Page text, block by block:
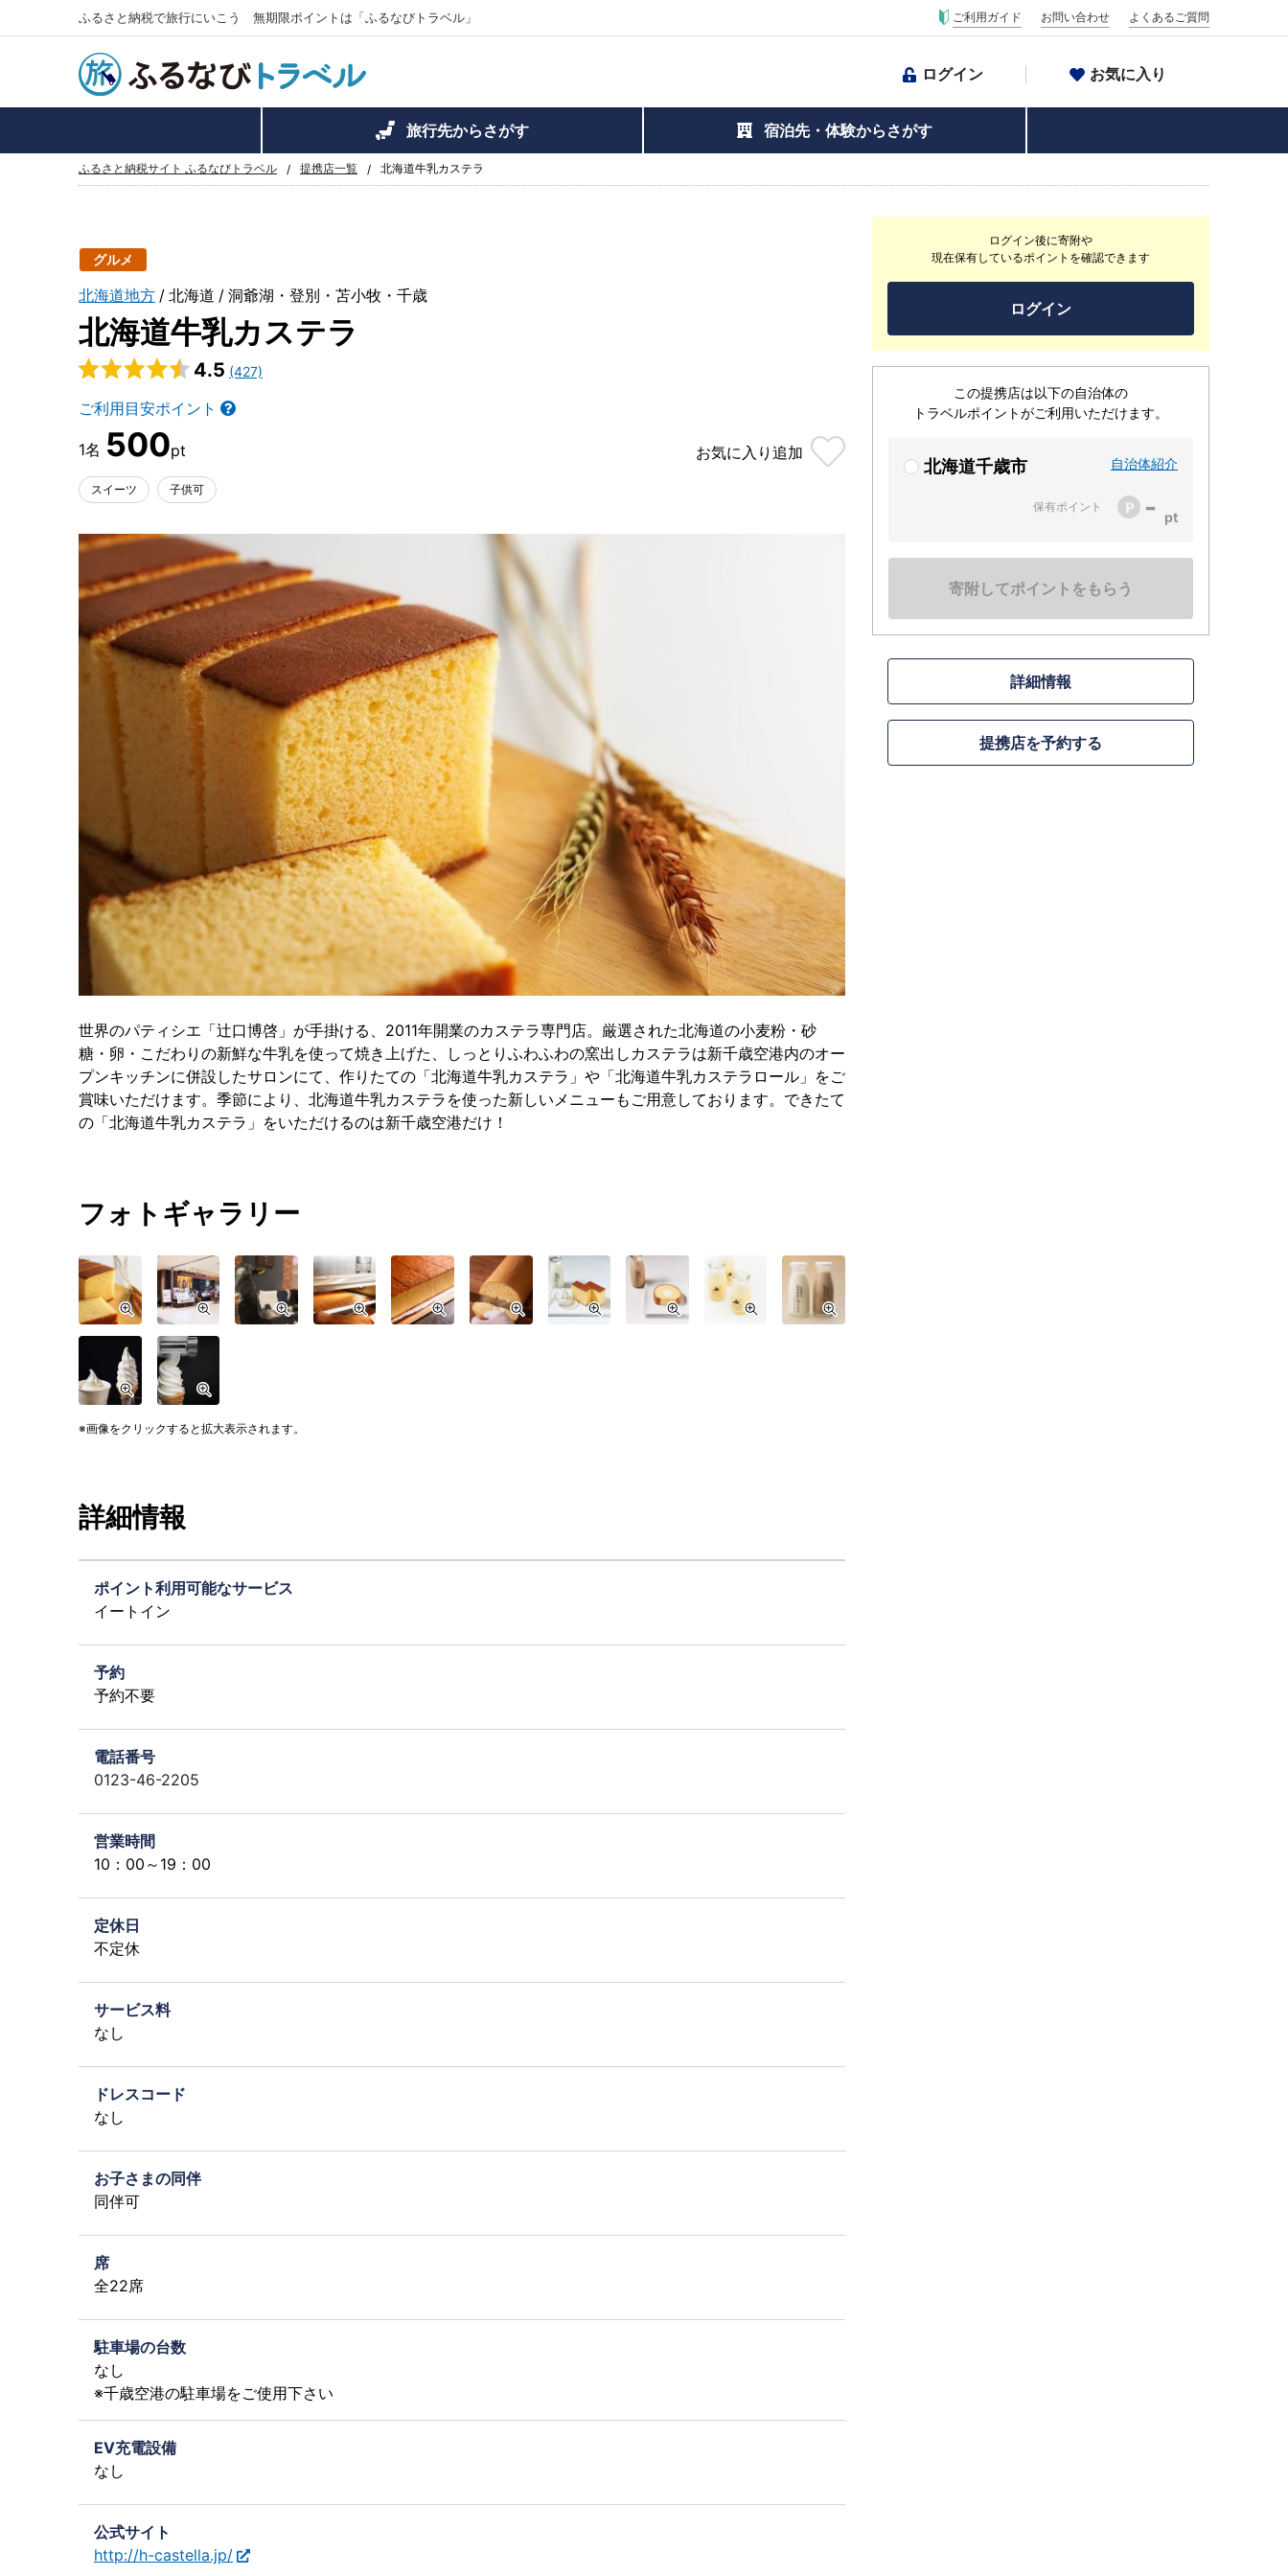
ふるさと納税で旅行にいこう 無期限ポイントは「ふるなびトラベル」 ご利用ガイド お問い合わせ よくあるご質問
ログイン お気に入り
旅行先からさがす 宿泊先・体験からさがす
ふるさと納税サイト ふるなびトラベル 提携店一覧 北海道牛乳カステラ
グルメ
北海道地方 北海道 洞爺湖・登別・苫小牧・千歳
北海道牛乳カステラ
4.5 (427)
ご利用目安ポイント
500 お気に入り 追加
スイーツ 子供可
ログイン後に寄附や
現在保有しているポイントを確認できます
ログイン
この提携店は以下の自治体の
トラベルポイントがご利用いただけます。
北海道千歳市 自治体紹介
保有ポイント -
寄附してポイントをもらう
詳細情報
提携店を予約する
世界のパティシエ「辻口博啓」が手掛ける、2011年開業のカステラ専門店。厳選された北海道の小麦粉・砂
糖・卵・こだわりの新鮮な牛乳を使って焼き上げた、しっとりふわふわの窯出しカステラは新千歳空港内のオー
プンキッチンに併設したサロンにて、作りたての「北海道牛乳カステラ」や「北海道牛乳カステラロール」をご
賞味いただけます。季節により、北海道牛乳カステラを使った新しいメニューもご用意しております。できたて
の「北海道牛乳カステラ」をいただけるのは新千歳空港だけ！
フォトギャラリー
画像をクリックすると拡大表示されます。
詳細情報
ポイント利用可能なサービス
イートイン
予約
予約不要
電話番号
0123-46-2205
営業時間
10：00～19：00
定休日
不定休
サービス料
なし
ドレスコード
なし
お子さまの同伴
同伴可
席
全22席
駐車場の台数
なし
※千歳空港の駐車場をご使用下さい
EV充電設備
なし
公式サイト
http://h-castella.jp/